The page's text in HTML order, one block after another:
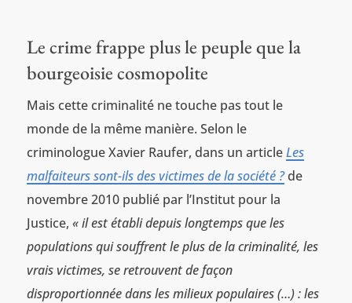
Le crime frappe plus le peuple que la
bourgeoisie cosmopolite
Mais cette criminalité ne touche pas tout le
monde de la même manière. Selon le
criminologue Xavier Raufer, dans un articleLes
malfaiteurs sont-ils des victimes de la société ?de
novembre 2010 publié par l’Institut pour la
Justice, « il est établi depuis longtemps que les
populations qui souffrent le plus de la criminalité, les
vrais victimes, se retrouvent de façon
disproportionnée dans les milieux populaires (…) : les